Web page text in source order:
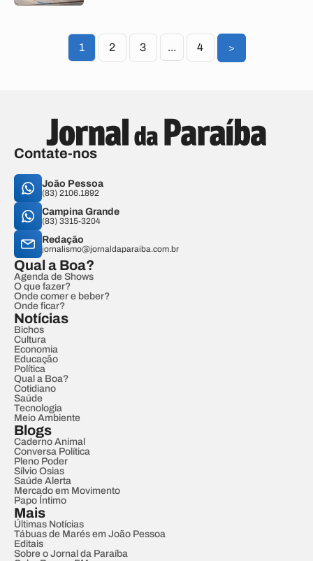
1 2 3 ... 4 >
Contate-nos
João Pessoa
(83) 2106.1892
Campina Grande
(83) 3315-3204
Redação
jornalismo@jornaldaparaiba.com.br
Qual a Boa?
Agenda de Shows
O que fazer?
Onde comer e beber?
Onde ficar?
Notícias
Bichos
Cultura
Economia
Educação
Política
Qual a Boa?
Cotidiano
Saúde
Tecnologia
Meio Ambiente
Blogs
Caderno Animal
Conversa Política
Pleno Poder
Sílvio Osias
Saúde Alerta
Mercado em Movimento
Papo Íntimo
Mais
Últimas Notícias
Tábuas de Marés em João Pessoa
Editais
Sobre o Jornal da Paraíba